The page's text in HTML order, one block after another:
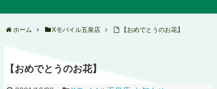
ホーム Xモバイル五泉店 【おめでとうのお花】
【おめでとうのお花】